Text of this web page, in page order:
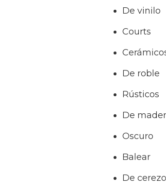
De vinilo
Courts
De roble
Rústicos
De
Oscuro
Balear
De cerezo